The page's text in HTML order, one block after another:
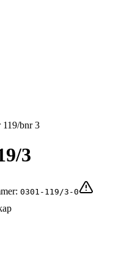
119/bnr3
/3
0301-119/3-0